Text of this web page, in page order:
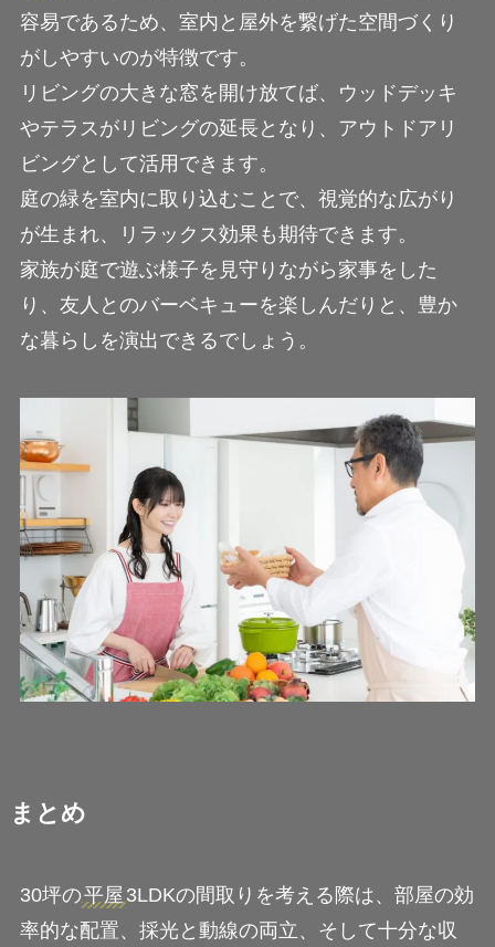
容易であるため、室内と屋外を繋げた空間づくり
がしやすいのが特徴です。
リビングの大きな窓を開け放てば、ウッドデッキ
やテラスがリビングの延長となり、アウトドアリ
ビングとして活用できます。
庭の緑を室内に取り込むことで、視覚的な広がり
が生まれ、リラックス効果も期待できます。
家族が庭で遊ぶ様子を見守りながら家事をした
り、友人とのバーベキューを楽しんだりと、豊か
な暮らしを演出できるでしょう。
まとめ
30坪の平屋 3LDKの間取りを考える際は、部屋の効
率的な配置、採光と動線の両立、そして十分な収